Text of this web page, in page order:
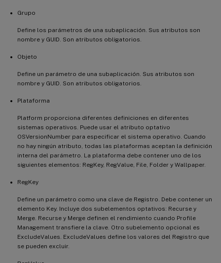
Grupo
Define los parámetros de una subaplicación. Sus atributos son
nombre y GUID. Son atributos obligatorios.
Objeto
Define un parámetro de una subaplicación. Sus atributos son
nombre y GUID. Son atributos obligatorios.
Plataforma
Platform proporciona diferentes definiciones en diferentes
sistemas operativos. Puede usar el atributo optativo
OSVersionNumber para especificar el sistema operativo. Cuando
no hay ningún atributo, todas las plataformas aceptan la definición
interna del parámetro. La plataforma debe contener uno de los
siguientes elementos: RegKey, RegValue, File, Folder y Wallpaper.
RegKey
Define un parámetro como una clave de Registro. Debe contener un
elemento Key. Incluye dos subelementos optativos: Recurse y
Merge. Recurse y Merge definen el rendimiento cuando Profile
Management transfiere la clave. Otro subelemento opcional es
ExcludeValues. ExcludeValues define los valores del Registro que
se pueden excluir.